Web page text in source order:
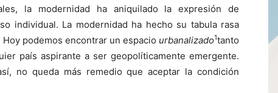
la modernidad ha aniquilado la expresión de
individual. La modernidad ha hecho su tabula rasa
podemos encontrar un espacio urbanalizado1tanto
país aspirante a ser geopolíticamente emergente.
no queda más remedio que aceptar la condición